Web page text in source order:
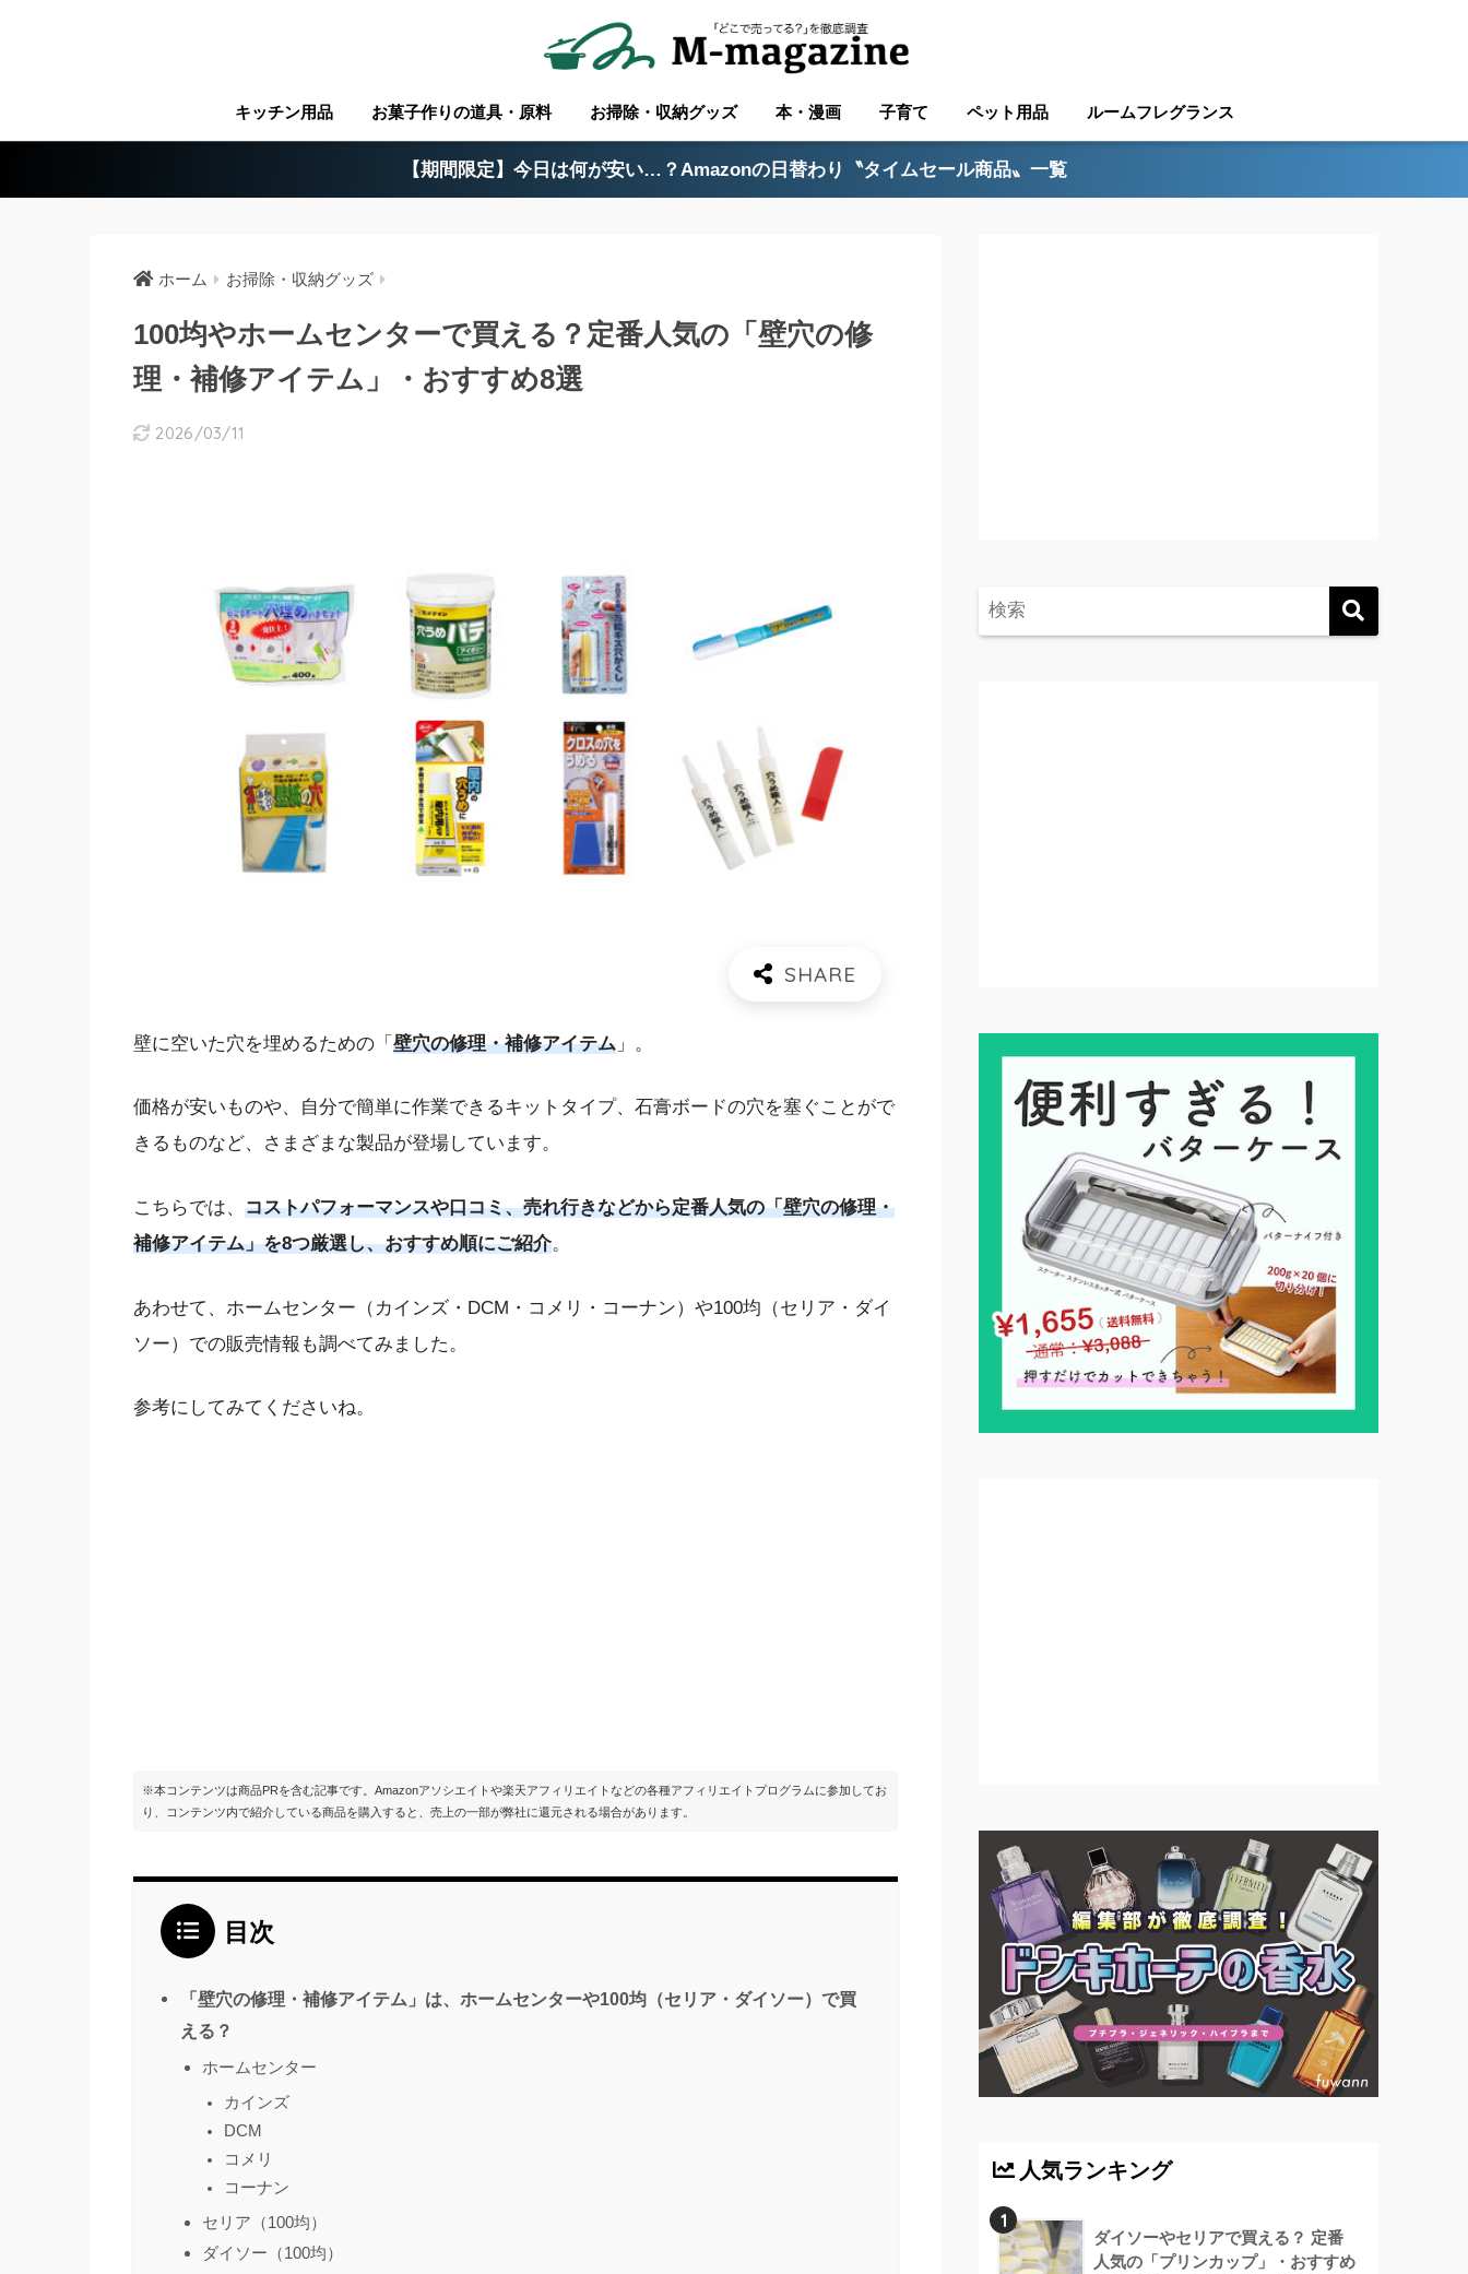
キッチン用品 お菓子作りの道具・原料 お掃除・収納グッズ 本・漫画 子育て ペット用品 ルームフレグランス
【期間限定】今日は何が安い…？Amazonの日替わり〝タイムセール商品〟一覧
ホーム お掃除・収納グッズ
100均やホームセンターで買える？定番人気の「壁穴の修
理・補修アイテム」・おすすめ8選
2026/03/11
壁に空いた穴を埋めるための「 壁穴の修理・補修アイテム 」。
価格が安いものや、自分で簡単に作業できるキットタイプ、石膏ボードの穴を塞ぐことがで
きるものなど、さまざまな製品が登場しています。
こちらでは、 コストパフォーマンスや口コミ、売れ行きなどから定番人気の「壁穴の修理・
補修アイテム」を8つ厳選し、おすすめ順にご紹介。
あわせて、ホームセンター（カインズ・DCM・コメリ・コーナン）や100均（セリア・ダイ
ソー）での販売情報も調べてみました。
参考にしてみてくださいね。
※本コンテンツは商品PRを含む記事です。Amazonアソシエイトや楽天アフィリエイトなどの各種アフィリエイトプログラムに参加してお
り、コンテンツ内で紹介している商品を購入すると、売上の一部が弊社に還元される場合があります。
目次
「壁穴の修理・補修アイテム」は、ホームセンターや100均（セリア・ダイソー）で買
える？
ホームセンター
カインズ
DCM
コメリ
コーナン
セリア（100均）
ダイソー（100均）
人気ランキング
1
ダイソーやセリアで買える？ 定番
人気の「プリンカップ」・おすすめ